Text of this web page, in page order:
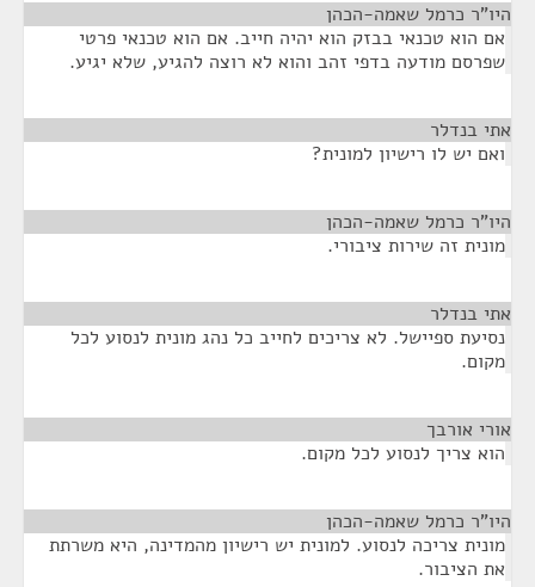
היו"ר כרמל שאמה-הכהן
אם הוא טכנאי בבזק הוא יהיה חייב. אם הוא טכנאי פרטי
שפרסם מודעה בדפי זהב והוא לא רוצה להגיע, שלא יגיע.
אתי בנדלר
ואם יש לו רישיון למונית?
היו"ר כרמל שאמה-הכהן
מונית זה שירות ציבורי.
אתי בנדלר
נסיעת ספיישל. לא צריכים לחייב כל נהג מונית לנסוע לכל
מקום.
אורי אורבך
הוא צריך לנסוע לכל מקום.
היו"ר כרמל שאמה-הכהן
מונית צריכה לנסוע. למונית יש רישיון מהמדינה, היא משרתת
את הציבור.